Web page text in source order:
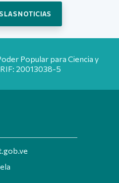
LAS NOTICIAS
Popular para Ciencia y
20013038-5